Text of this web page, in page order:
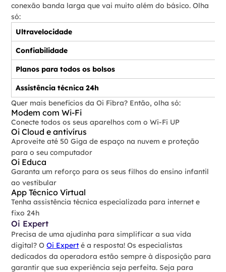
conexão banda larga que vai muito além do básico. Olha
só:
Ultravelocidade
Confiabilidade
Planos para todos os bolsos
Assistência técnica 24h
Quer mais benefícios da Oi Fibra? Então, olha só:
Modem com Wi-Fi
Conecte todos os seus aparelhos com o Wi-Fi UP
Oi Cloud e antivírus
Aproveite até 50 Giga de espaço na nuvem e proteção
para o seu computador
Oi Educa
Garanta um reforço para os seus filhos do ensino infantil
ao vestibular
App Técnico Virtual
Tenha assistência técnica especializada para internet e
fixo 24h
Oi Expert
Precisa de uma ajudinha para simplificar a sua vida
digital? OOi Expert é a resposta! Os especialistas
dedicados da operadora estão sempre à disposição para
garantir que sua experiência seja perfeita. Seja para